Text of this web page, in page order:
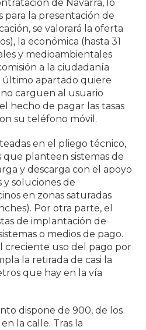
de Navarra, lo
para la presentación de
se valorará la oferta
la económica (hasta 31
y medioambientales
a la ciudadanía
último apartado quiere
carguen al usuario
hecho de pagar las tasas
su teléfono móvil.
en el pliego técnico,
que planteen sistemas de
y descarga con el apoyo
soluciones de
en zonas saturadas
Por otra parte, el
de implantación de
o medios de pago.
creciente uso del pago por
la retirada de casi la
que hay en la vía
dispone de 900, de los
la calle. Tras la